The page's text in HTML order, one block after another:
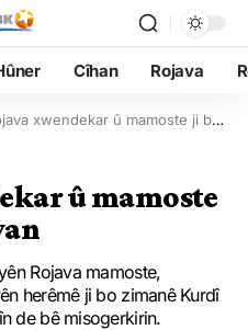
Cîhan Rojava
xwendekar û mamoste ji bo Kurdî meşiyan
û mamoste
Rojava mamoste,
herêmê ji bo zimanê Kurdî
de bê misogerkirin.